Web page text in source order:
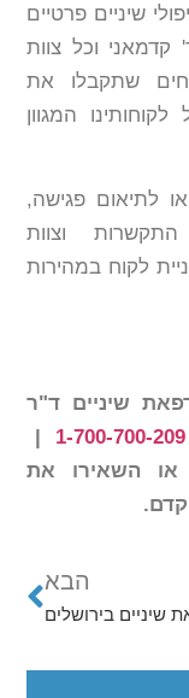
שיניים פרטיים
וכל צוות
שתקבלו את
המגוון
לתיאום פגישה,
וצוות
לקוח במהירות
שיניים ד"ר
1-700-700-209
|
השאירו את
הבא
שיניים בירושלים